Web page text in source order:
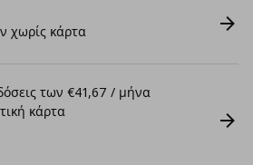
χωρίς κάρτα
των €41,67 / μήνα
κάρτα